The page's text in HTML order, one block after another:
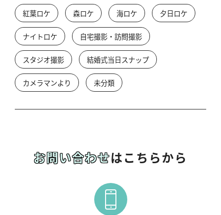
紅葉ロケ 森ロケ 海ロケ 夕日ロケ
ナイトロケ 自宅撮影・訪問撮影
スタジオ撮影 結婚式当日スナップ
カメラマンより 未分類
お問い合わせはこちらから